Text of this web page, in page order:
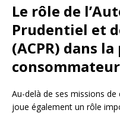
Le rôle de
Prudentiel et
(ACPR) dans
Au-delà de ses missions de
joue également un rôle